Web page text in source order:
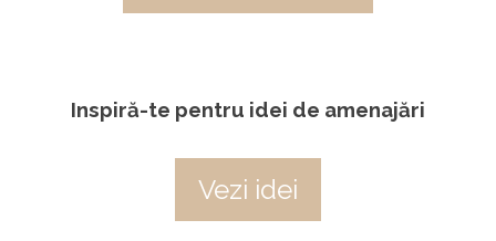
Inspiră-te pentru idei de amenajări
Vezi idei